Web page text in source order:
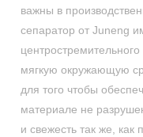
важны в
сепаратор от Juneng
мягкую окружающую
для того чтобы
материале не
и свежесть так же,